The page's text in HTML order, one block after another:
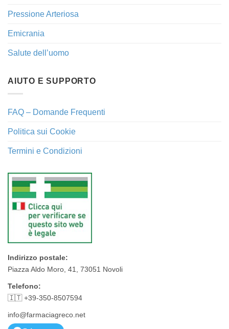
Pressione Arteriosa
Emicrania
Salute dell’uomo
AIUTO E SUPPORTO
FAQ – Domande Frequenti
Politica sui Cookie
Termini e Condizioni
Indirizzo postale:
Piazza Aldo Moro, 41, 73051 Novoli
Telefono:
🇮🇹 +39-350-8507594
info@farmaciagreco.net